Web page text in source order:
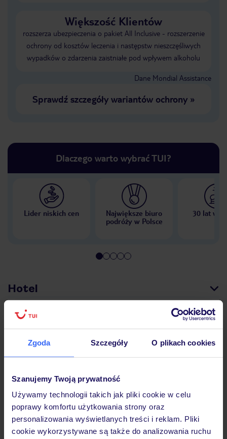
Zgoda Szczegóły O plikach cookies
Szanujemy Twoją prywatność
Używamy technologii takich jak pliki cookie w celu
poprawy komfortu użytkowania strony oraz
personalizowania wyświetlanych treści i reklam. Pliki
cookie wykorzystywane są także do analizowania ruchu
Większość Klientów
rozszerza ubezpieczenia o pakiet All Inclusive - rozszerzenie
ochrony od kosztów leczenia i następstw nieszczęśliwych
wypadków o zdarzenia zaistniałe pod wpływem alkoholu
Dane Mondial Assistance
Sprawdź szczegóły wariantów ochrony»
Dlaczego warto wybrać TUI?
Lider niskich cen
Największe biuro
podróży w Polsce
30 lat w
Hotel
Pokoje
Atrakcje